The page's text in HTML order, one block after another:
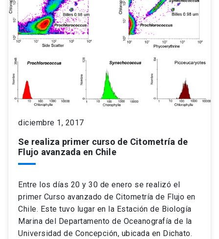
diciembre 1, 2017
Se realiza primer curso de Citometría de
Flujo avanzada en Chile
Entre los días 20 y 30 de enero se realizó el
primer Curso avanzado de Citometría de Flujo en
Chile. Este tuvo lugar en la Estación de Biología
Marina del Departamento de Oceanografía de la
Universidad de Concepción, ubicada en Dichato.